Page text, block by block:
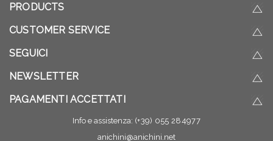
PRODUCTS
CUSTOMER SERVICE
SEGUICI
NEWSLETTER
PAGAMENTI ACCETTATI
Info e assistenza: (+39) 055 284977
anichini@anichini.net